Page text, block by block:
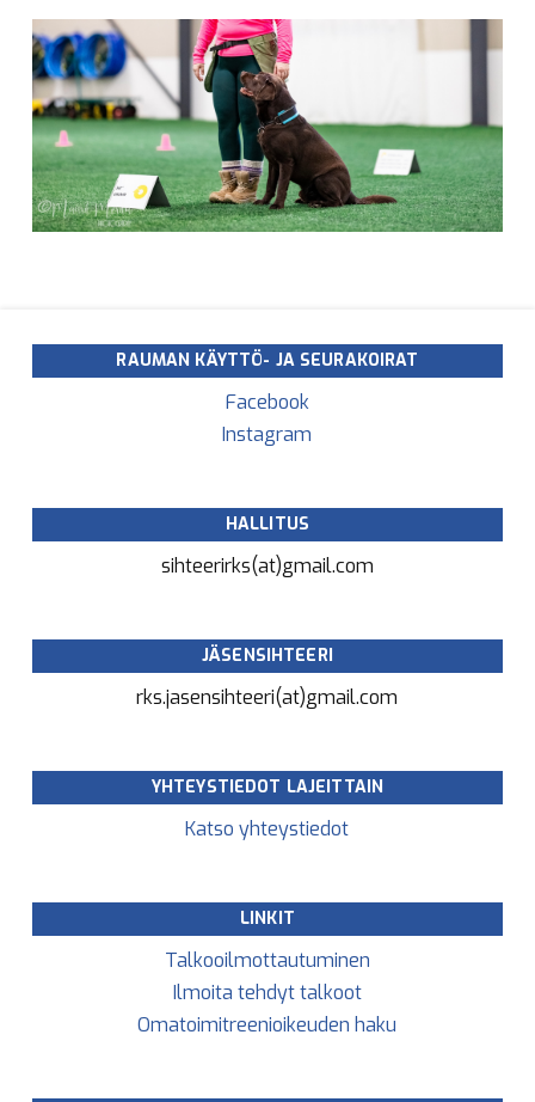
RAUMAN KÄYTTÖ- JA SEURAKOIRAT
Facebook
Instagram
HALLITUS
sihteerirks(at)gmail.com
JÄSENSIHTEERI
rks.jasensihteeri(at)gmail.com
YHTEYSTIEDOT LAJEITTAIN
Katso yhteystiedot
LINKIT
Talkooilmottautuminen
Ilmoita tehdyt talkoot
Omatoimitreenioikeuden haku